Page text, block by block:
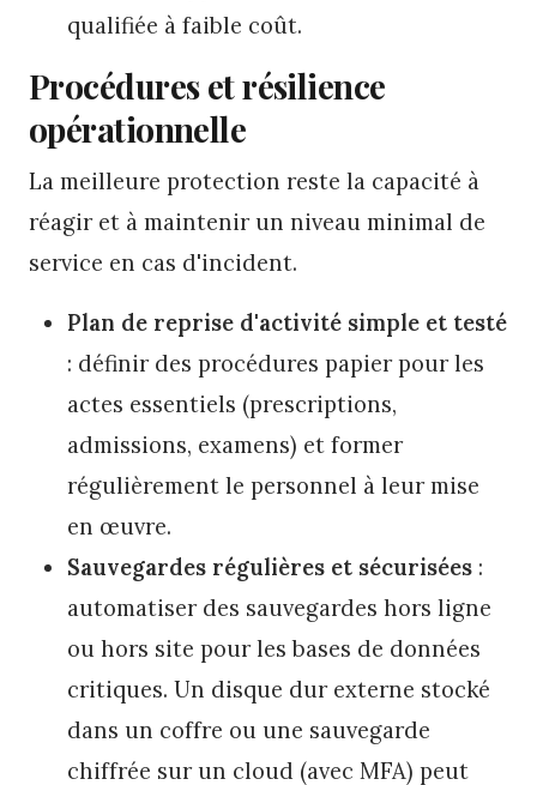
qualifiée à faible coût.
Procédures et résilience
opérationnelle
La meilleure protection reste la capacité à
réagir et à maintenir un niveau minimal de
service en cas d'incident.
Plan de reprise d'activité simple et testé
: définir des procédures papier pour les
actes essentiels (prescriptions,
admissions, examens) et former
régulièrement le personnel à leur mise
en œuvre.
Sauvegardes régulières et sécurisées :
automatiser des sauvegardes hors ligne
ou hors site pour les bases de données
critiques. Un disque dur externe stocké
dans un coffre ou une sauvegarde
chiffrée sur un cloud (avec MFA) peut